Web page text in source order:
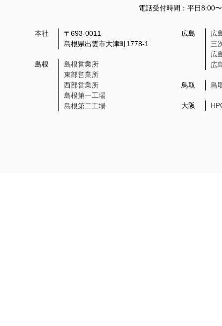
電話受付時間：平日8:00
本社
〒693-0011
島根県出雲市大津町1778-1
島根
島根営業所
東部営業所
西部営業所
島根第一工場
島根第二工場
広島
広
三
広
広
鳥取 鳥
大阪